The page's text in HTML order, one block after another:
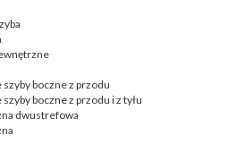
boczne z przodu
boczne z przodu i z tyłu
dwustrefowa